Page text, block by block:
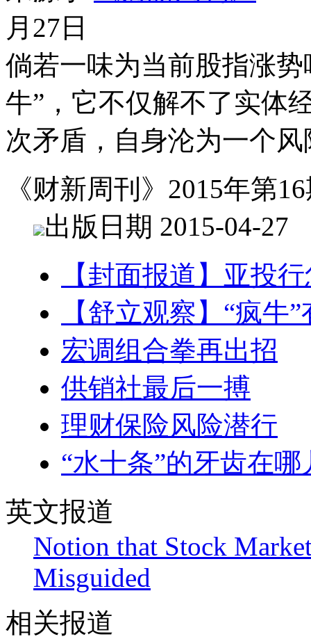
月27日
倘若一味为当前股指涨
牛”，它不仅解不了实体
次矛盾，自身沦为一个风
《财新周刊》2015年第
出版日期 2015-04-27
【封面报道】亚投
【舒立观察】“疯牛
宏调组合拳再出招
供销社最后一搏
理财保险风险潜行
“水十条”的牙齿在哪
英文报道
Notion that Stock
Misguided
相关报道